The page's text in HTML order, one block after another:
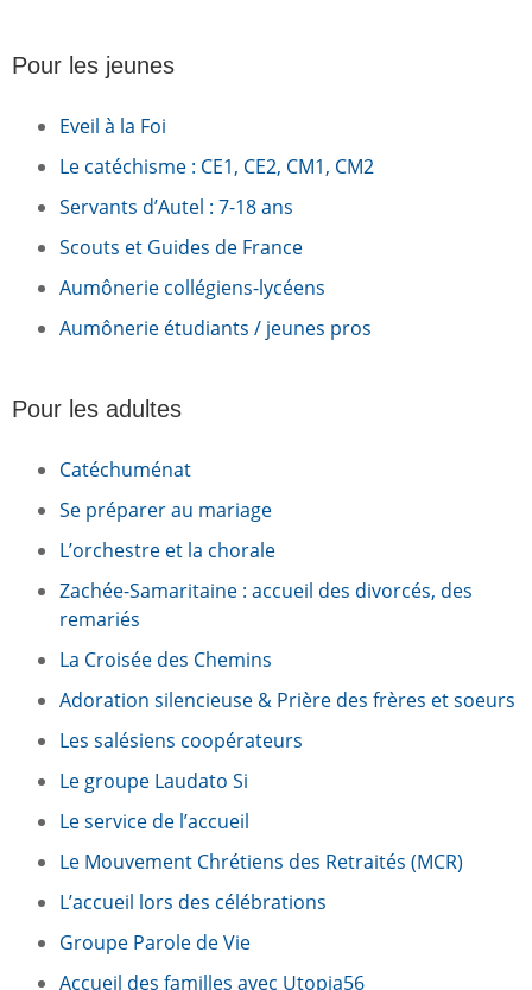
Pour les jeunes
Eveil à la Foi
Le catéchisme : CE1, CE2, CM1, CM2
Servants d’Autel : 7-18 ans
Scouts et Guides de France
Aumônerie collégiens-lycéens
Aumônerie étudiants / jeunes pros
Pour les adultes
Catéchuménat
Se préparer au mariage
L’orchestre et la chorale
Zachée-Samaritaine : accueil des divorcés, des
remariés
La Croisée des Chemins
Adoration silencieuse & Prière des frères et soeurs
Les salésiens coopérateurs
Le groupe Laudato Si
Le service de l’accueil
Le Mouvement Chrétiens des Retraités (MCR)
L’accueil lors des célébrations
Groupe Parole de Vie
Accueil des familles avec Utopia56